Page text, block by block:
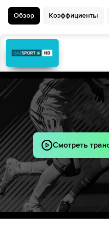
Крисенсио Саммервиль
Джастин Клюйверт
46´
Робин Руфс
Тиджани Рейндерс 69´
Дониэлл Мален
Тен Копмейнерс
69´
Френки де Йонг
Квинтен Тимбер
Матс Виффер
Лутшарель Геертруида
Обзор Коэффициенты
Смотреть